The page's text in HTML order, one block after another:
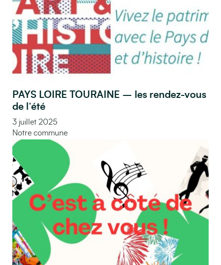
PAYS LOIRE TOURAINE – les rendez-vous
de l’été
3 juillet 2025
Notre commune